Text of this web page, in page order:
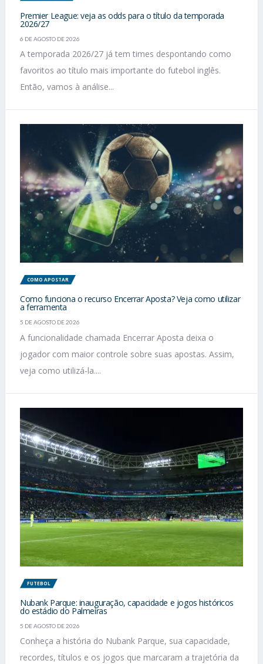
Premier League: veja as odds para o título da temporada
2026/27
6 DE AGOSTO DE 2026
A temporada 2026/27 já tem times despontando como
favoritos ao título mais importante do futebol inglês.
Então, vamos à análise...
COMO APOSTAR
Como funciona o recurso Encerrar Aposta? Veja como utilizar
a ferramenta
5 DE AGOSTO DE 2026
A funcionalidade chamada Encerrar Aposta deixa o
jogador com maior controle sobre suas apostas. Assim,
veja como utilizá-la....
FUTEBOL
Nubank Parque: inauguração, capacidade e jogos históricos
do estádio do Palmeiras
5 DE AGOSTO DE 2026
Conheça a história do Nubank Parque, sua capacidade,
recordes, títulos e os jogos que marcaram a trajetória da